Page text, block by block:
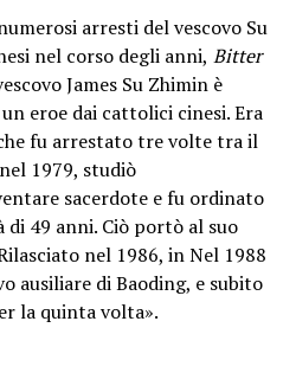
arresti del vescovo Su
nel corso degli anni, Bitter
James Su Zhimin è
eroe dai cattolici cinesi. Era
fu arrestato tre volte tra il
1979, studiò
sacerdote e fu ordinato
di 49 anni. Ciò portò al suo
nel 1986, in Nel 1988
ausiliare di Baoding, e subito
la quinta volta».